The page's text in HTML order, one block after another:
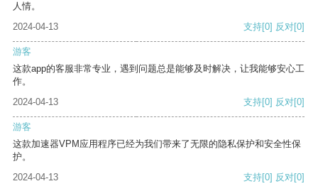
人情。
2024-04-13
支持[0] 反对[0]
游客
这款app的客服非常专业，遇到问题总是能够及时解决，让我能够安心工
作。
2024-04-13
支持[0] 反对[0]
游客
这款加速器VPM应用程序已经为我们带来了无限的隐私保护和安全性保
护。
2024-04-13
支持[0] 反对[0]